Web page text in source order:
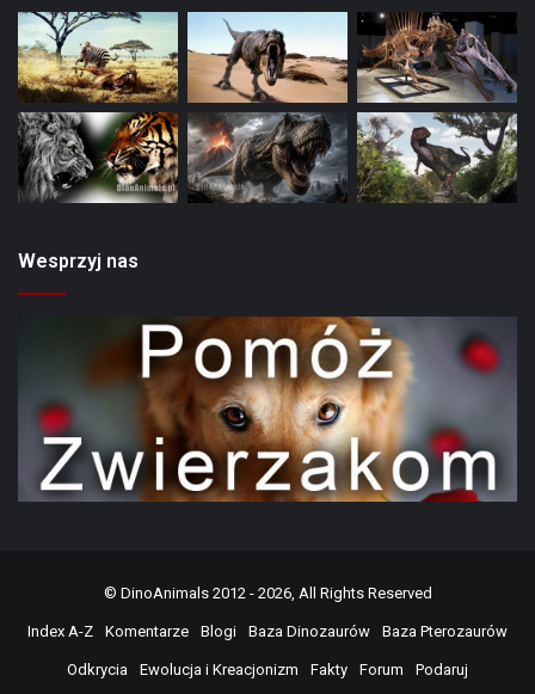
Wesprzyj nas
© DinoAnimals2012 - 2026, All Rights Reserved
Index A-Z Komentarze Blogi Baza Dinozaurów Baza Pterozaurów
Odkrycia Ewolucja i Kreacjonizm Fakty Forum Podaruj